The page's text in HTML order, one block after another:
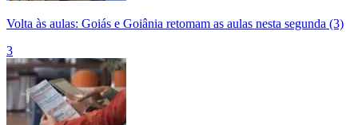
Volta às aulas: Goiás e Goiânia retomam as aulas nesta segunda (3)
3